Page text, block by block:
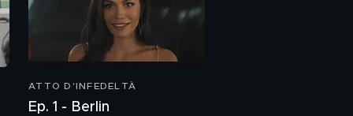
ATTO D'INFEDELTÀ
Ep. 1 - Berlin